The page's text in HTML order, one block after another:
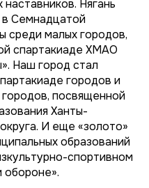
Нягань
Семнадцатой
среди малых городов,
спартакиаде ХМАО
Наш город стал
городов и
посвященной
Ханты-
И еще «золото»
образований
спортивном
обороне».